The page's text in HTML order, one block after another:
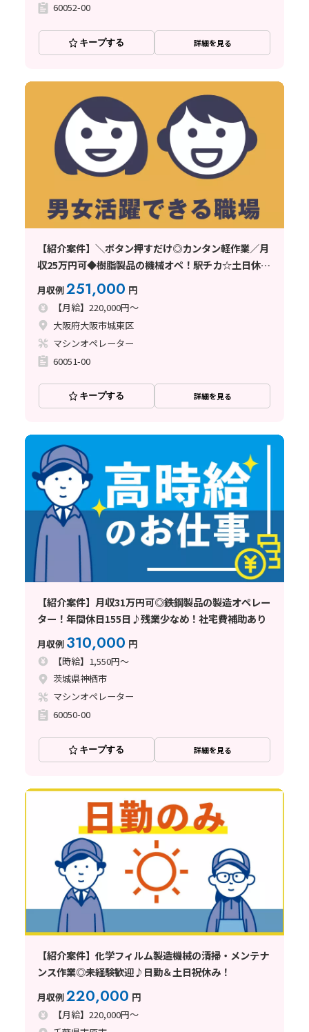
60052-00
キープする 詳細を見る
【紹介案件】＼ボタン押すだけ◎カンタン軽作業／月
収25万円可◆樹脂製品の機械オペ！駅チカ☆土日休
月収例251,000 円
【月給】220,000円～
大阪府大阪市城東区
マシンオペレーター
60051-00
キープする 詳細を見る
【紹介案件】月収31万円可◎鉄鋼製品の製造オペレー
ター！年間休日155日♪残業少なめ！社宅費補助あり
月収例 310,000 円
【時給】1,550円～
茨城県神栖市
マシンオペレーター
60050-00
キープする 詳細を見る
【紹介案件】化学フィルム製造機械の清掃・メンテナ
ンス作業◎未経験歓迎♪日勤＆土日祝休み！
月収例220,000 円
【月給】220,000円～